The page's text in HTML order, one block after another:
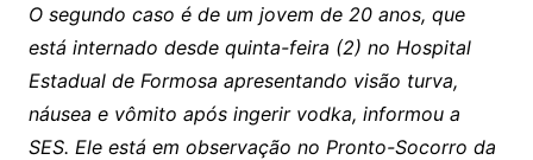
O segundo caso é de um jovem de 20 anos, que
está internado desde quinta-feira (2) no Hospital
Estadual de Formosa apresentando visão turva,
náusea e vômito após ingerir vodka, informou a
SES. Ele está em observação no Pronto-Socorro da